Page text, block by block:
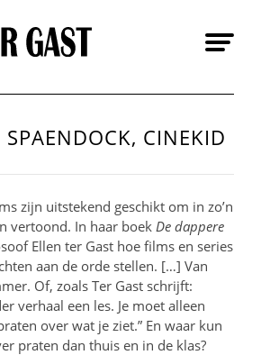
CINEKID
zijn uitstekend geschikt om in zo’n
vertoond. In haar boek De dappere
Ellen ter Gast hoe films en series
aan de orde stellen. […] Van
Of, zoals Ter Gast schrijft:
verhaal een les. Je moet alleen
over wat je ziet.” En waar kun
praten dan thuis en in de klas?